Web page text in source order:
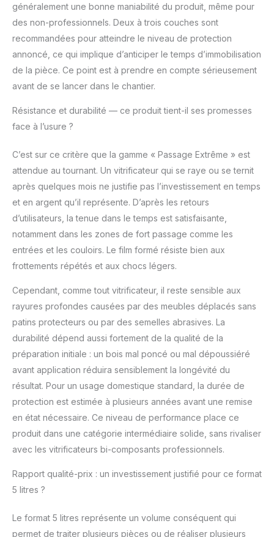
Nettoyage des outils :
Eau Fabrication
française
généralement une bonne maniabilité du produit, même pour
des non-professionnels. Deux à trois couches sont
recommandées pour atteindre le niveau de protection
annoncé, ce qui implique d’anticiper le temps d’immobilisation
de la pièce. Ce point est à prendre en compte sérieusement
avant de se lancer dans le chantier.
Résistance et durabilité — ce produit tient-il ses promesses
face à l’usure ?
C’est sur ce critère que la gamme « Passage Extrême » est
attendue au tournant. Un vitrificateur qui se raye ou se ternit
après quelques mois ne justifie pas l’investissement en temps
et en argent qu’il représente. D’après les retours
d’utilisateurs, la tenue dans le temps est satisfaisante,
notamment dans les zones de fort passage comme les
entrées et les couloirs. Le film formé résiste bien aux
frottements répétés et aux chocs légers.
Cependant, comme tout vitrificateur, il reste sensible aux
rayures profondes causées par des meubles déplacés sans
patins protecteurs ou par des semelles abrasives. La
durabilité dépend aussi fortement de la qualité de la
préparation initiale : un bois mal poncé ou mal dépoussiéré
avant application réduira sensiblement la longévité du
résultat. Pour un usage domestique standard, la durée de
protection est estimée à plusieurs années avant une remise
en état nécessaire. Ce niveau de performance place ce
produit dans une catégorie intermédiaire solide, sans rivaliser
avec les vitrificateurs bi-composants professionnels.
Rapport qualité-prix : un investissement justifié pour ce format
5 litres ?
Le format 5 litres représente un volume conséquent qui
permet de traiter plusieurs pièces ou de réaliser plusieurs